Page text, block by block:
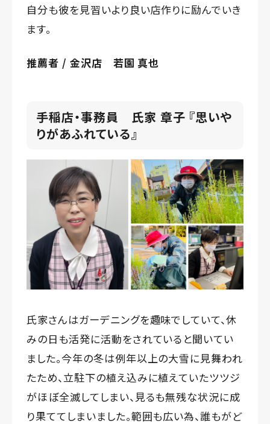
自分も彼を見習いより良い店作りに励んでいき
ます。
推薦者 / 金沢店 若園 真也
手稲店・事務員 氏家 章子 『思いや
りがあふれている』
氏家さんはガーデニングを趣味でしていて、休
みの日も活発に活動をされていると聞いてい
ました。今年の冬は例年以上の大雪に見舞われ
たため、立駐下の植え込みに植えていたツツジ
がほぼ全滅してしまい、見るも無残な状況に成
り果ててしまいました。範囲も広い為、誰もがど